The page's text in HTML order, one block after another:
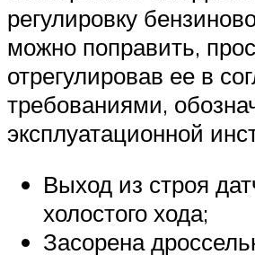
регулировку
можно поправить,
отрегулировав ее в
требованиями,
эксплуатационной
Выход из строя
холостого хода;
Засорена